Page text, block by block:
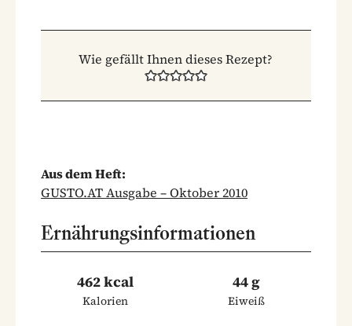
Wie gefällt Ihnen dieses Rezept?
Aus dem Heft:
GUSTO.AT Ausgabe – Oktober 2010
Ernährungsinformationen
462 kcal
Kalorien
44 g
Eiweiß